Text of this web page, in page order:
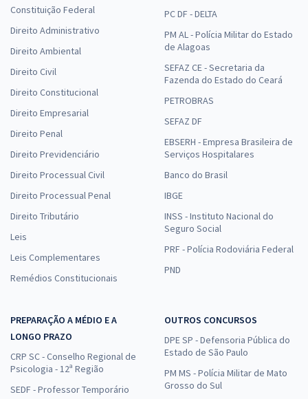
Constituição Federal
Direito Administrativo
Direito Ambiental
Direito Civil
Direito Constitucional
Direito Empresarial
Direito Penal
Direito Previdenciário
Direito Processual Civil
Direito Processual Penal
Direito Tributário
Leis
Leis Complementares
Remédios Constitucionais
PC DF - DELTA
PM AL - Polícia Militar do Estado
de Alagoas
SEFAZ CE - Secretaria da
Fazenda do Estado do Ceará
PETROBRAS
SEFAZ DF
EBSERH - Empresa Brasileira de
Serviços Hospitalares
Banco do Brasil
IBGE
INSS - Instituto Nacional do
Seguro Social
PRF - Polícia Rodoviária Federal
PND
PREPARAÇÃO A MÉDIO E A
LONGO PRAZO
CRP SC - Conselho Regional de
Psicologia - 12ª Região
SEDF - Professor Temporário
OUTROS CONCURSOS
DPE SP - Defensoria Pública do
Estado de São Paulo
PM MS - Polícia Militar de Mato
Grosso do Sul